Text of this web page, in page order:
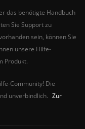
das benötigte Handbuch
Sie Support zu
sein, können Sie
unsere Hilfe-
Produkt.
Community! Die
unverbindlich. Zur